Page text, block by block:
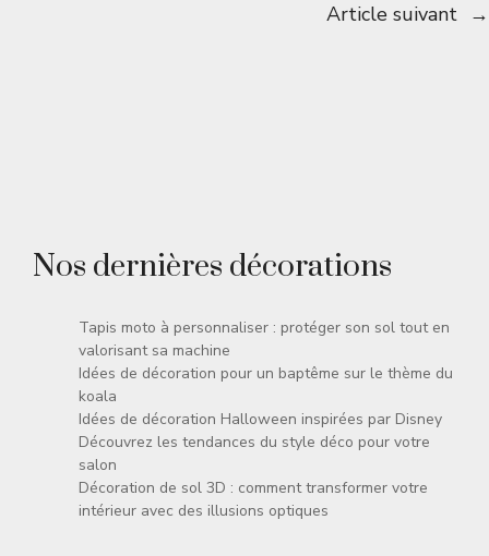
Article suivant →
Nos dernières décorations
Tapis moto à personnaliser : protéger son sol tout en
valorisant sa machine
Idées de décoration pour un baptême sur le thème du
koala
Idées de décoration Halloween inspirées par Disney
Découvrez les tendances du style déco pour votre
salon
Décoration de sol 3D : comment transformer votre
intérieur avec des illusions optiques